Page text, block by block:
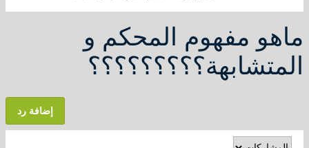
ماهو مفهوم المحكم و
المتشابهة؟؟؟؟؟؟؟؟؟
إضافة رد